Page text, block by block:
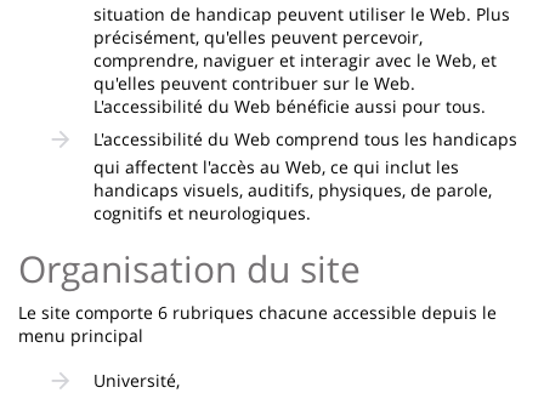
situation de handicap peuvent utiliser le Web. Plus
précisément, qu'elles peuvent percevoir,
comprendre, naviguer et interagir avec le Web, et
qu'elles peuvent contribuer sur le Web.
L'accessibilité du Web bénéficie aussi pour tous.
L'accessibilité du Web comprend tous les handicaps
qui affectent l'accès au Web, ce qui inclut les
handicaps visuels, auditifs, physiques, de parole,
cognitifs et neurologiques.
Organisation du site
Le site comporte 6 rubriques chacune accessible depuis le
menu principal
Université,